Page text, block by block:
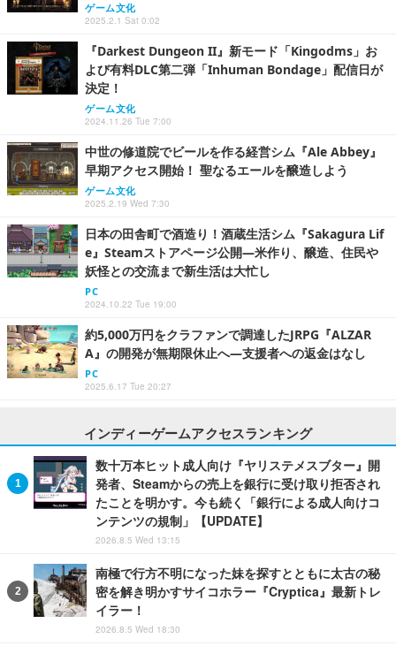
ゲーム文化
2025.2.1 Sat 0:02
『Darkest Dungeon II』新モード「Kingodms」お
よび有料DLC第二弾「Inhuman Bondage」配信日が
決定！
ゲーム文化
2024.11.26 Tue 7:00
中世の修道院でビールを作る経営シム『Ale Abbey』
早期アクセス開始！ 聖なるエールを醸造しよう
ゲーム文化
2025.2.19 Wed 7:30
日本の田舎町で酒造り！酒蔵生活シム『Sakagura Lif
e』Steamストアページ公開―米作り、醸造、住民や
妖怪との交流まで新生活は大忙し
PC
2024.10.22 Tue 19:00
約5,000万円をクラファンで調達したJRPG『ALZAR
A』の開発が無期限休止へ―支援者への返金はなし
PC
2025.6.17 Tue 20:27
インディーゲームアクセスランキング
数十万本ヒット成人向け『ヤリステメスブター』開
発者、Steamからの売上を銀行に受け取り拒否され
たことを明かす。今も続く「銀行による成人向けコ
ンテンツの規制」【UPDATE】
2026.8.5 Wed 13:15
南極で行方不明になった妹を探すとともに太古の秘
密を解き明かすサイコホラー『Cryptica』最新トレ
イラー！
2026.8.5 Wed 18:30